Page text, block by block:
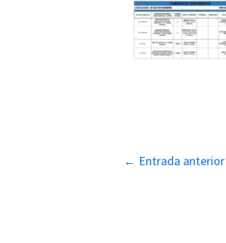
Navegación
← Entrada anterior